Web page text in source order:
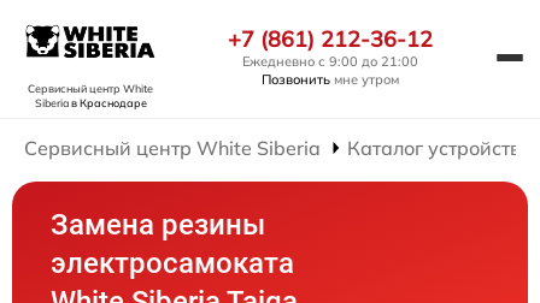
Сервисный центр White
Siberiaв Краснодаре
+7 (861) 212-36-12
Ежедневно с 9:00 до 21:00
Позвонить мне утром
Сервисный центр White Siberia Каталог устройств
Замена резины
электросамоката